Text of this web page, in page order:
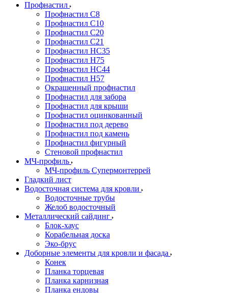
Профнастил
Профнастил С8
Профнастил С10
Профнастил С20
Профнастил С21
Профнастил НС35
Профнастил Н75
Профнастил HC44
Профнастил Н57
Окрашенный профнастил
Профнастил для забора
Профнастил для крыши
Профнастил оцинкованный
Профнастил под дерево
Профнастил под камень
Профнастил фигурный
Стеновой профнастил
МЧ-профиль
МЧ-профиль Супермонтеррей
Гладкий лист
Водосточная система для кровли
Водосточные трубы
Желоб водосточный
Металлический сайдинг
Блок-хаус
Корабельная доска
Эко-брус
Доборные элементы для кровли и фасада
Конек
Планка торцевая
Планка карнизная
Планка ендовы